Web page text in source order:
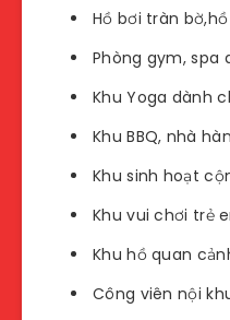
Hồ bơi tràn
Phòng gym, spa
Khu Yoga dành
Khu BBQ, nhà
Khu sinh hoạt
Khu vui chơi trẻ
Khu hồ quan
Công viên nội